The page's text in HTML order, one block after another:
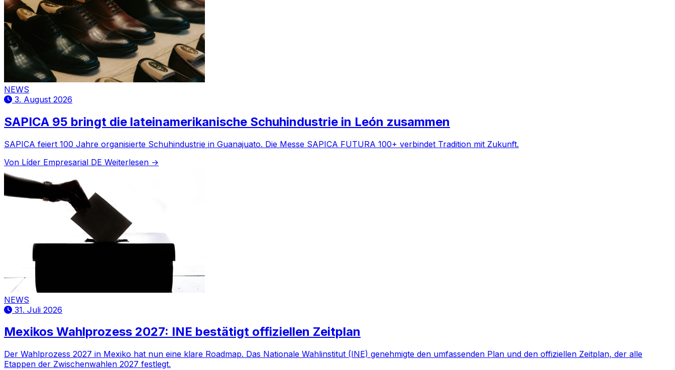
NEWS
3. August 2026
SAPICA 95 bringt die lateinamerikanische Schuhindustrie in León zusammen
SAPICA feiert 100 Jahre organisierte Schuhindustrie in Guanajuato. Die Messe SAPICA FUTURA 100+ verbindet Tradition mit Zukunft.
Von Líder Empresarial DE Weiterlesen →
NEWS
31. Juli 2026
Mexikos Wahlprozess 2027: INE bestätigt offiziellen Zeitplan
Der Wahlprozess 2027 in Mexiko hat nun eine klare Roadmap. Das Nationale Wahlinstitut (INE) genehmigte den umfassenden Plan und den offiziellen Zeitplan, der alle
Etappen der Zwischenwahlen 2027 festlegt.